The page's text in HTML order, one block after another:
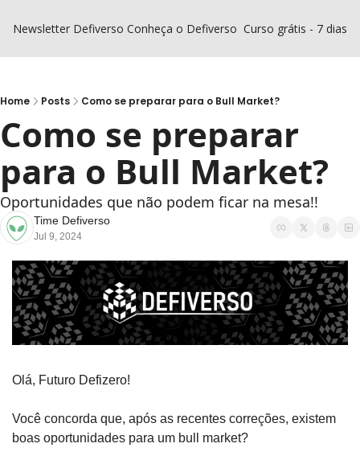
Newsletter Defiverso Conheça o Defiverso Curso grátis - 7 dias
Home Posts Como se preparar para o Bull Market?
Como se preparar
para o Bull Market?
Oportunidades que não podem ficar na mesa!!
Time Defiverso
Jul 9, 2024
Olá, Futuro Defizero!
Você concorda que, após as recentes correções, existem
boas oportunidades para um bull market?